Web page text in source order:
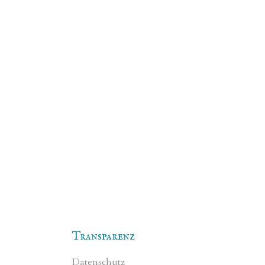
Transparenz
Datenschutz